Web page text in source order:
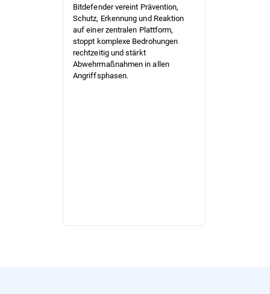
Bitdefender vereint Prävention,
Schutz, Erkennung und Reaktion
auf einer zentralen Plattform,
stoppt komplexe Bedrohungen
rechtzeitig und stärkt
Abwehrmaßnahmen in allen
Angriffsphasen.